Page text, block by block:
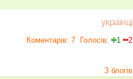
українці
Коментарів: 7 Голосів: 1 2
З блогів